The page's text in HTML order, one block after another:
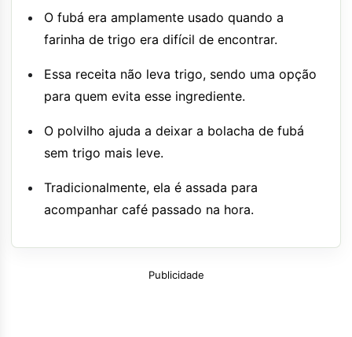
O fubá era amplamente usado quando a
farinha de trigo era difícil de encontrar.
Essa receita não leva trigo, sendo uma opção
para quem evita esse ingrediente.
O polvilho ajuda a deixar a bolacha de fubá
sem trigo mais leve.
Tradicionalmente, ela é assada para
acompanhar café passado na hora.
Publicidade